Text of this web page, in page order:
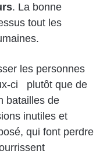
. La bonne
tout les
les personnes
ci plutôt que de
batailles de
inutiles et
qui font perdre